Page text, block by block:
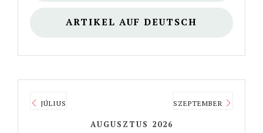
ARTIKEL AUF DEUTSCH
JÚLIUS
AUGUSZTUS 2026
SZEPTEMBER